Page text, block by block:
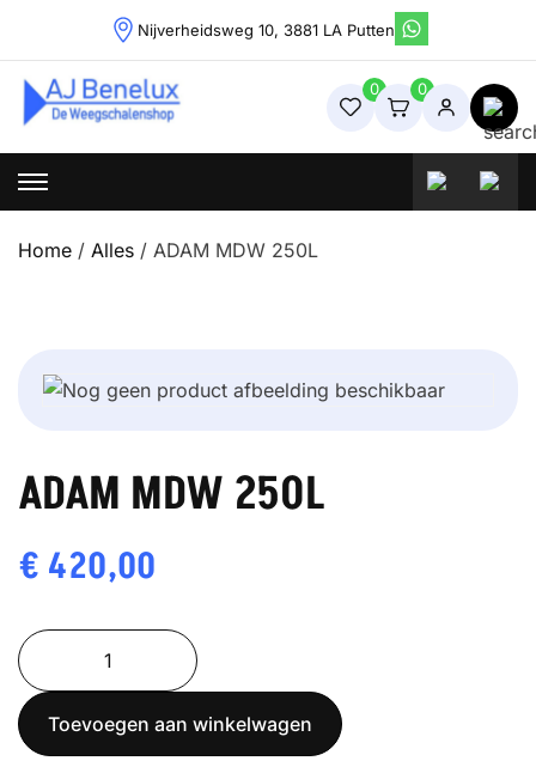
content
Nijverheidsweg 10, 3881 LA Putten
Weegschalenshop | Precisieweegschalen & Industriële
Weegoplossingen
0 0
Home / Alles / ADAM MDW 250L
ADAM MDW 250L
€ 420,00
ADAM
MDW
250L
aantal
Toevoegen aan winkelwagen